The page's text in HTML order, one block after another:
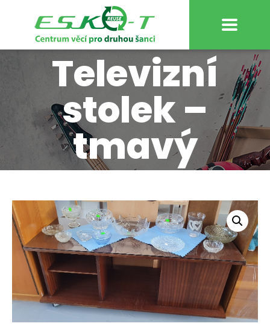
Televizní
stolek –
tmavý